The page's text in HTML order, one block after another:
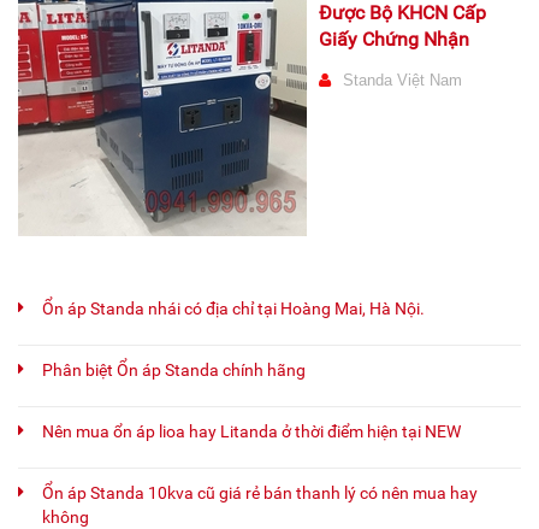
Được Bộ KHCN Cấp
Giấy Chứng Nhận
Standa Việt Nam
Ổn áp Standa nhái có địa chỉ tại Hoàng Mai, Hà Nội.
Phân biệt Ổn áp Standa chính hãng
Nên mua ổn áp lioa hay Litanda ở thời điểm hiện tại NEW
Ổn áp Standa 10kva cũ giá rẻ bán thanh lý có nên mua hay
không